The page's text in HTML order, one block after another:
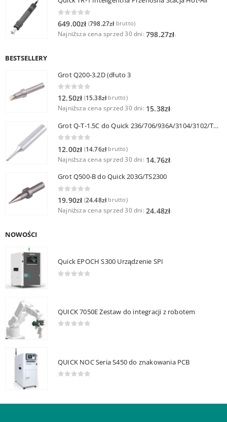
649.00zł (798.27złbrutto)
Najniższa cena sprzed 30 dni: 798.27zł.
BESTSELLERY
Grot Q200-3.2D (dłuto 3
0out of 5
12.50zł (15.38złbrutto)
Najniższa cena sprzed 30 dni: 15.38zł.
Grot Q-T-1.5C do Quick 236/706/936A/3104/3102/TS1100
12.00zł (14.76złbrutto)
Najniższa cena sprzed 30 dni: 14.76zł.
Grot Q500-B do Quick 203G/TS2300
0out of 5
19.90zł (24.48złbrutto)
Najniższa cena sprzed 30 dni: 24.48zł.
NOWOŚCI
Quick EPOCH S300 Urządzenie SPI
QUICK 7050E Zestaw do integracji z robotem
QUICK NOC Seria S450 do znakowania PCB